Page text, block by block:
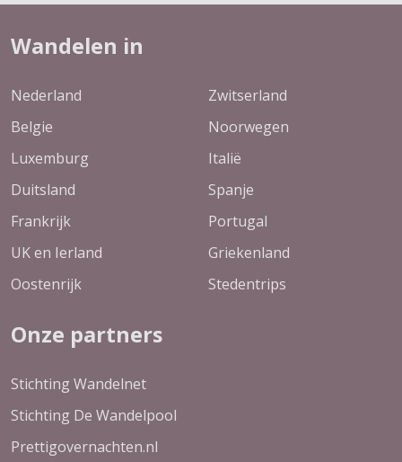
Wandelen in
Nederland
Belgie
Luxemburg
Duitsland
Frankrijk
UK en Ierland
Oostenrijk
Zwitserland
Noorwegen
Italië
Spanje
Portugal
Griekenland
Stedentrips
Onze partners
Stichting Wandelnet
Stichting De Wandelpool
Prettigovernachten.nl